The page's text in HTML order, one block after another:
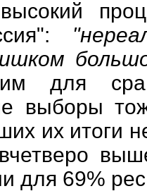
для
выборы
их итоги
для 69%